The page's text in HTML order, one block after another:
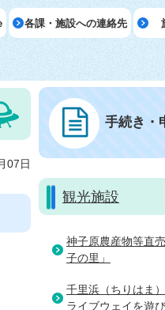
各課・施設への連絡先
07日
手続き・
観光施設
神子原農産物等直
子の里」
千里浜（ちりはま
ライブウェイを遊